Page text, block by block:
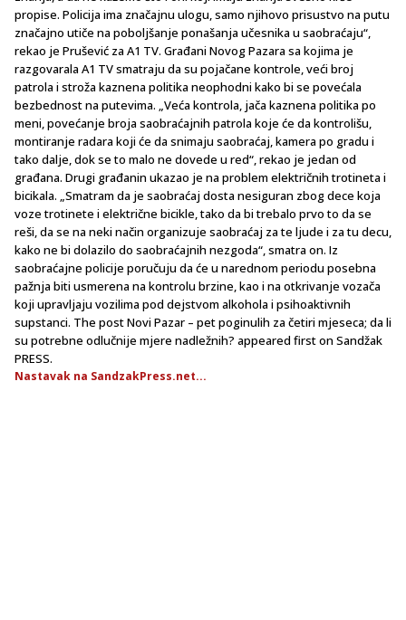
propise. Policija ima značajnu ulogu, samo njihovo prisustvo na putu
značajno utiče na poboljšanje ponašanja učesnika u saobraćaju“,
rekao je Prušević za A1 TV. Građani Novog Pazara sa kojima je
razgovarala A1 TV smatraju da su pojačane kontrole, veći broj
patrola i stroža kaznena politika neophodni kako bi se povećala
bezbednost na putevima. „Veća kontrola, jača kaznena politika po
meni, povećanje broja saobraćajnih patrola koje će da kontrolišu,
montiranje radara koji će da snimaju saobraćaj, kamera po gradu i
tako dalje, dok se to malo ne dovede u red“, rekao je jedan od
građana. Drugi građanin ukazao je na problem električnih trotineta i
bicikala. „Smatram da je saobraćaj dosta nesiguran zbog dece koja
voze trotinete i električne bicikle, tako da bi trebalo prvo to da se
reši, da se na neki način organizuje saobraćaj za te ljude i za tu decu,
kako ne bi dolazilo do saobraćajnih nezgoda“, smatra on. Iz
saobraćajne policije poručuju da će u narednom periodu posebna
pažnja biti usmerena na kontrolu brzine, kao i na otkrivanje vozača
koji upravljaju vozilima pod dejstvom alkohola i psihoaktivnih
supstanci. The post Novi Pazar – pet poginulih za četiri mjeseca; da li
su potrebne odlučnije mjere nadležnih? appeared first on Sandžak
PRESS.
Nastavak na SandzakPress.net...